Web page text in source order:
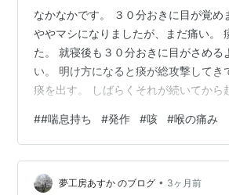
なかなかです。 ３０分おきに目が覚め
ややマシになりましたが、まだ痛い。
た。 就寝後も３０分おきに目がさめる
い。 明け方になると痰が総攻撃してき
痰を出す。 しばらくそれが続いてから
い。 でもこのままだと肺炎になるので
とだけ心配。 まぁそれでもなるように
嫌だ。 起き上がると少しマシになる。
もおさまる。 喉の痛みは昨日までと比
##喘息持ち #発作 #咳 #喉の痛み
夢工房あすか のブログ • 3ヶ月前